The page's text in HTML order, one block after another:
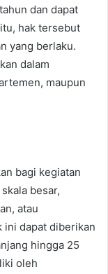
dan dapat
hak tersebut
yang berlaku.
dalam
maupun
bagi kegiatan
besar,
atau
ini dapat diberikan
hingga 25
oleh